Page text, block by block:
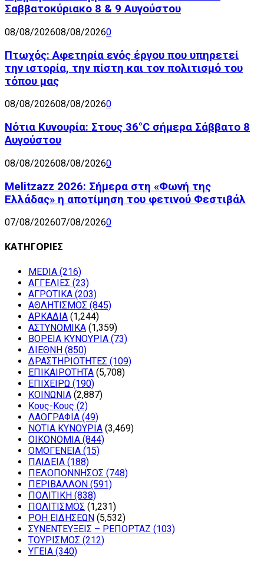
Σαββατοκύριακο 8 & 9 Αυγούστου
08/08/202608/08/20260
Πτωχός: Αφετηρία ενός έργου που υπηρετεί
την ιστορία, την πίστη και τον πολιτισμό του
τόπου μας
08/08/202608/08/20260
Νότια Κυνουρία: Στους 36°C σήμερα Σάββατο 8
Αυγούστου
08/08/202608/08/20260
Melitzazz 2026: Σήμερα στη «Φωνή της
Ελλάδας» η αποτίμηση του φετινού Φεστιβάλ
07/08/202607/08/20260
ΚΑΤΗΓΟΡΙΕΣ
MEDIA (216)
ΑΓΓΕΛΙΕΣ (23)
ΑΓΡΟΤΙΚΑ (203)
ΑΘΛΗΤΙΣΜΟΣ (845)
ΑΡΚΑΔΙΑ (1,244)
ΑΣΤΥΝΟΜΙΚΑ (1,359)
ΒΟΡΕΙΑ ΚΥΝΟΥΡΙΑ (73)
ΔΙΕΘΝΗ (850)
ΔΡΑΣΤΗΡΙΟΤΗΤΕΣ (109)
ΕΠΙΚΑΙΡΟΤΗΤΑ (5,708)
ΕΠΙΧΕΙΡΩ (190)
ΚΟΙΝΩΝΙΑ (2,887)
Κους-Κους (2)
ΛΑΟΓΡΑΦΙΑ (49)
ΝΟΤΙΑ ΚΥΝΟΥΡΙΑ (3,469)
ΟΙΚΟΝΟΜΙΑ (844)
ΟΜΟΓΕΝΕΙΑ (15)
ΠΑΙΔΕΙΑ (188)
ΠΕΛΟΠΟΝΝΗΣΟΣ (748)
ΠΕΡΙΒΑΛΛΟΝ (591)
ΠΟΛΙΤΙΚΗ (838)
ΠΟΛΙΤΙΣΜΟΣ (1,231)
ΡΟΗ ΕΙΔΗΣΕΩΝ (5,532)
ΣΥΝΕΝΤΕΥΞΕΙΣ – ΡΕΠΟΡΤΑΖ (103)
ΤΟΥΡΙΣΜΟΣ (212)
ΥΓΕΙΑ (340)